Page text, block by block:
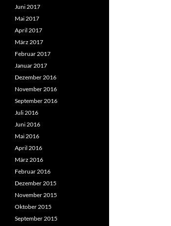
Juni 2017
Mai 2017
April 2017
März 2017
Februar 2017
Januar 2017
Dezember 2016
November 2016
September 2016
Juli 2016
Juni 2016
Mai 2016
April 2016
März 2016
Februar 2016
Dezember 2015
November 2015
Oktober 2015
September 2015